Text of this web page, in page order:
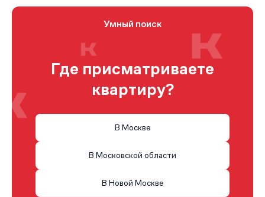
Умный поиск
Где присматриваете
квартиру?
В Москве
В Московской области
В Новой Москве